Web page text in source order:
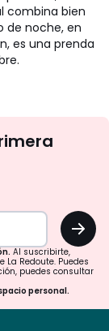
combina bien
de noche, en
es una prenda
OK
Al suscribirte,
Redoute. Puedes
puedes consultar
personal.